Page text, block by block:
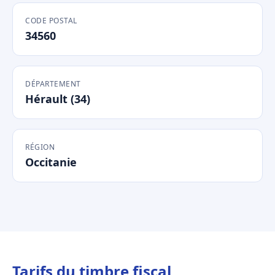
CODE POSTAL
34560
DÉPARTEMENT
Hérault (34)
RÉGION
Occitanie